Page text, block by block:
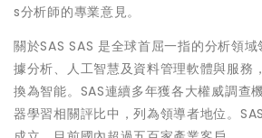
s分析師的專業意見。
關於SAS SAS 是全球首屈一指的分析領
據分析、人工智慧及資料管理軟體與服務
換為智能。SAS連續多年獲各大權威調查
器學習相關評比中，列為領導者地位。